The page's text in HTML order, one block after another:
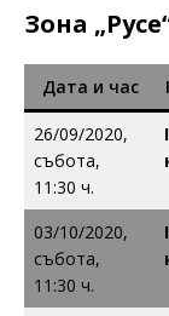
Зона
Дата и час
26/09/2020,
събота,
11:30 ч.
I
03/10/2020,
събота,
11:30 ч.